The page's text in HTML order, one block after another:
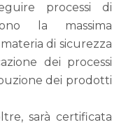
processi di
la massima
di sicurezza
dei processi
dei prodotti
sarà certificata